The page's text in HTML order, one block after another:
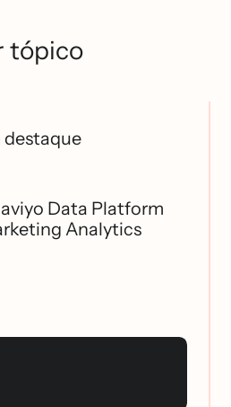
tópico
destaque
Data Platform
Analytics